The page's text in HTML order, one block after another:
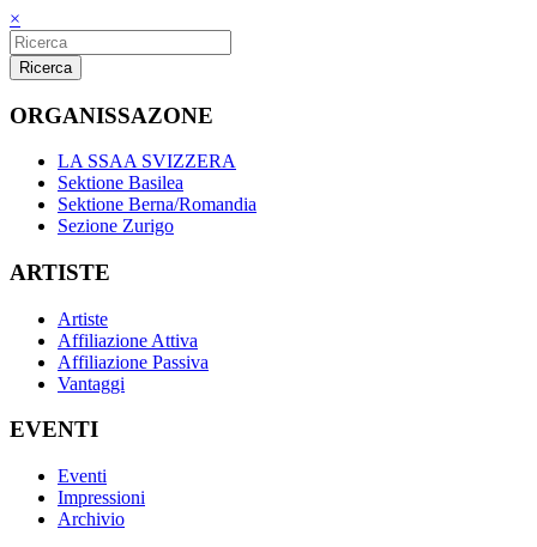
×
Ricerca
ORGANISSAZONE
LA SSAA SVIZZERA
Sektione Basilea
Sektione Berna/Romandia
Sezione Zurigo
ARTISTE
Artiste
Affiliazione Attiva
Affiliazione Passiva
Vantaggi
EVENTI
Eventi
Impressioni
Archivio